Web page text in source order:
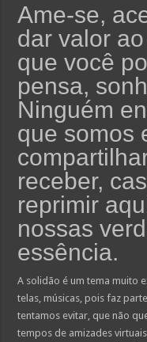
Ame-se,
dar valor
que você
pensa,
Ninguém
que somos
receber,
reprimir
nossas
essência.
A solidão é um tema muito
telas, músicas, pois faz
tentamos evitar, que não
tempos de amizades